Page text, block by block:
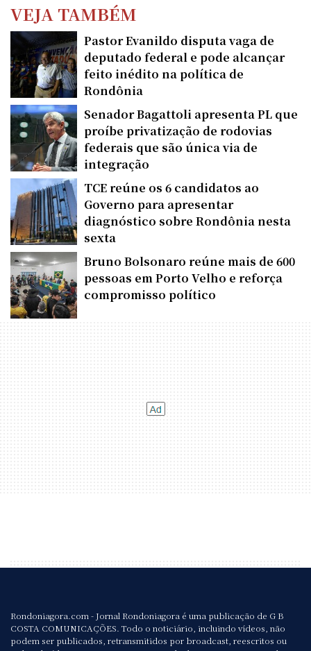
VEJA TAMBÉM
Pastor Evanildo disputa vaga de
deputado federal e pode alcançar
feito inédito na política de
Rondônia
Senador Bagattoli apresenta PL que
proíbe privatização de rodovias
federais que são única via de
integração
TCE reúne os 6 candidatos ao
Governo para apresentar
diagnóstico sobre Rondônia nesta
sexta
Bruno Bolsonaro reúne mais de 600
pessoas em Porto Velho e reforça
compromisso político
Rondoniagora.com - Jornal Rondoniagora é uma publicação de G B
COSTA COMUNICAÇÕES. Todo o noticiário, incluindo vídeos, não
podem ser publicados, retransmitidos por broadcast, reescritos ou